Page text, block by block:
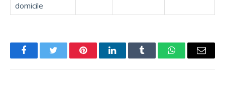
domicile
FacebookTwitter PinterestLinkedInTumblr WhatsAppEmail